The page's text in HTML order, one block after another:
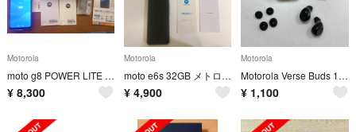
Motorola
moto g8 POWER LITE (SIMフリー)
¥ 8,300
Motorola
moto e6s 32GB メトログレー SIMフリー
¥ 4,900
Motorola
Motorola Verse Buds 100 ワイヤレスイヤホン
¥ 1,100